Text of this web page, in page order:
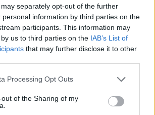
separately opt-out of the further
personal information by third parties on the
participants. This information may
us to third parties on the IAB’s List of
that may further disclose it to other
Processing Opt Outs
of the Sharing of my